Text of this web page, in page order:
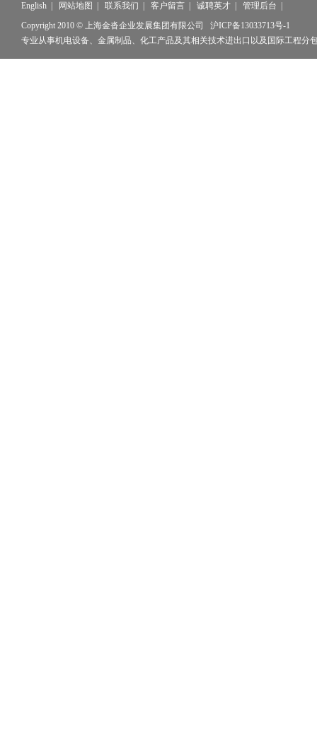
English 网站地图 联系我们 客户留言 诚聘英才 管理后台
Copyright 2010 © 上海金沓企业发展集团有限公司
沪ICP备13033713号-1
专业从事机电设备、金属制品、化工产品及其相关技术进出口以及国际工程分